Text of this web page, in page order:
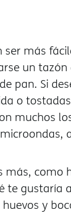
ser más
un tazón
pan. Si
o tostadas
muchos
más, como
te gustaría
y